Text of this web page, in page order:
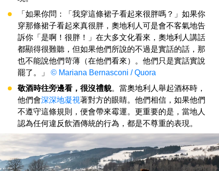
「如果你問：「我穿這條裙子看起來很胖嗎？」如果你
穿那條裙子看起來真很胖，奧地利人可是會不客氣地告
訴你「是啊！很胖！」在大多文化看來，奧地利人講話
都顯得很難聽，但如果他們所說的不過是實話的話，那
也不能說他們苛薄（在他們看來）。他們只是實話實說
罷了。」 © Mariana Bernasconi / Quora
敬酒時往旁邊看，很沒禮貌。當奧地利人舉起酒杯時，
他們會深深地凝視著對方的眼睛。他們相信，如果他們
不遵守這條規則，便會帶來霉運。更重要的是，當地人
認為任何違反飲酒傳統的行為，都是不尊重的表現。